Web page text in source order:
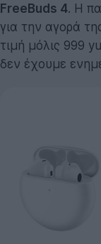
FreeBuds 4. Η
για την αγορά
τιμή μόλις 999
δεν έχουμε